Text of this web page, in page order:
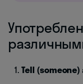
Tell